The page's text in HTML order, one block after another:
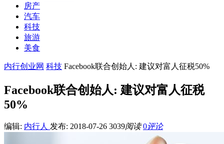
房产
汽车
科技
旅游
美食
内行创业网 科技 Facebook联合创始人: 建议对富人征税50%
Facebook联合创始人: 建议对富人征税
50%
编辑: 内行人 发布: 2018-07-26 3039阅读 0评论